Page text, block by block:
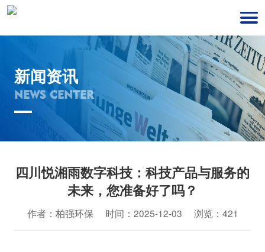
新闻资讯
NEWS CENTER
四川悦湘雨数字科技：科技产品与服务的
未来，您准备好了吗？
作者：柏强环保 时间：2025-12-03 浏览：421